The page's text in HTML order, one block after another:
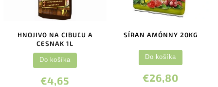
HNOJIVO NA CIBUĽU A
CESNAK 1L
€4,65
Do košíka
SÍRAN AMÓNNY 20KG
€26,80
Do košíka